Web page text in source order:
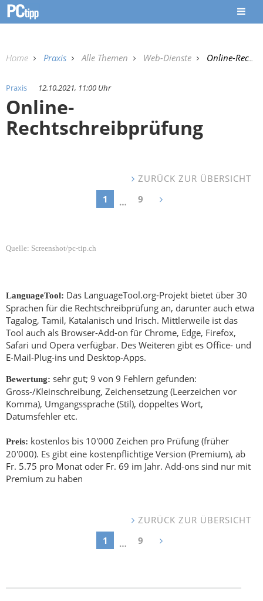
Home Praxis Alle Themen Web-Dienste Online-Rechtschreibprüfung
Praxis 12.10.2021, 11:00 Uhr
Online-
Rechtschreibprüfung
ZURÜCK ZUR ÜBERSICHT
1
… 9
Quelle: Screenshot/pc-tip.ch
LanguageTool: Das LanguageTool.org-Projekt bietet über 30
Sprachen für die Rechtschreibprüfung an, darunter auch etwa
Tagalog, Tamil, Katalanisch und Irisch. Mittlerweile ist das
Tool auch als Browser-Add-on für Chrome, Edge, Firefox,
Safari und Opera verfügbar. Des Weiteren gibt es Office- und
E-Mail-Plug-ins und Desktop-Apps.
Bewertung: sehr gut; 9 von 9 Fehlern gefunden:
Gross-/Kleinschreibung, Zeichensetzung (Leerzeichen vor
Komma), Umgangssprache (Stil), doppeltes Wort,
Datumsfehler etc.
Preis: kostenlos bis 10'000 Zeichen pro Prüfung (früher
20'000). Es gibt eine kostenpflichtige Version (Premium), ab
Fr. 5.75 pro Monat oder Fr. 69 im Jahr. Add-ons sind nur mit
Premium zu haben
ZURÜCK ZUR ÜBERSICHT
1
… 9